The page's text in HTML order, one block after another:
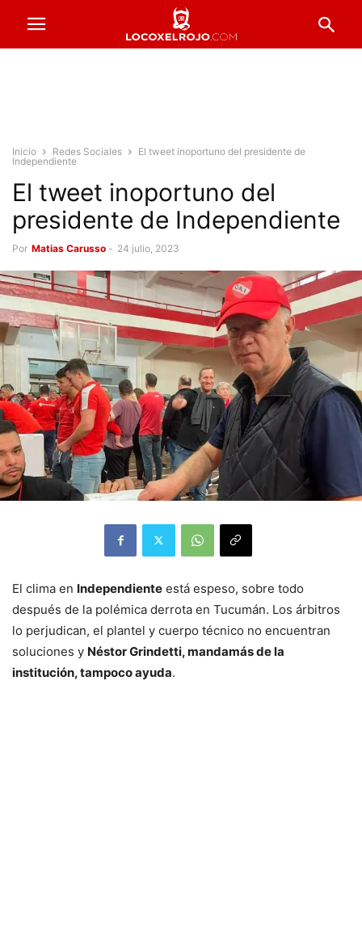
Inicio Redes Sociales
El tweet inoportuno del presidente de
Independiente
El tweet inoportuno del
presidente de Independiente
Por Matias Carusso - 24 julio, 2023
El clima en Independiente está espeso, sobre todo
después de la polémica derrota en Tucumán. Los árbitros
lo perjudican, el plantel y cuerpo técnico no encuentran
soluciones y Néstor Grindetti, mandamás de la
institución, tampoco ayuda.